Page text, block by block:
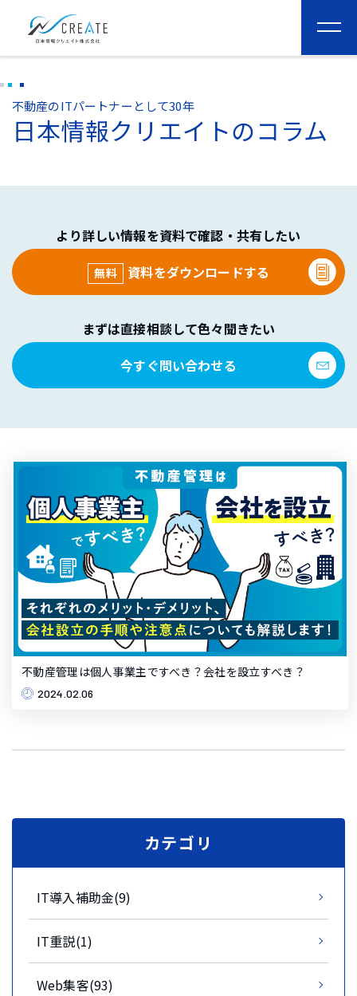
不動産のITパートナーとして30年
日本情報クリエイトのコラム
より詳しい情報を資料で確認・共有したい
無料 資料をダウンロードする
まずは直接相談して色々聞きたい
今すぐ問い合わせる
不動産管理は個人事業主ですべき？会社を設立すべき？
2024.02.06
カテゴリ
IT導入補助金(9)
IT重説(1)
Web集客(93)